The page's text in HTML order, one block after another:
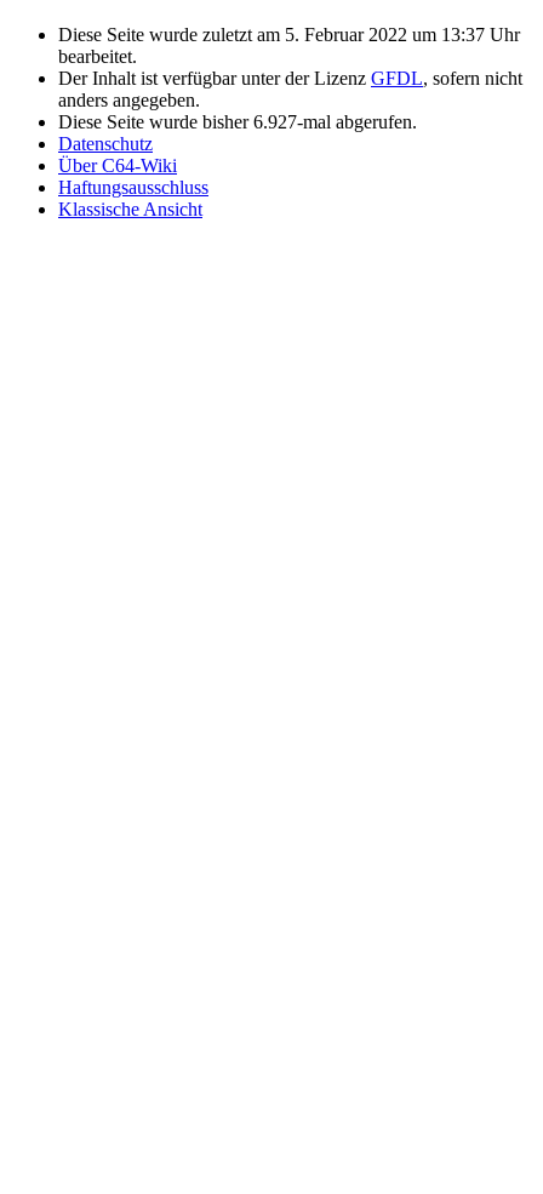
Diese Seite wurde zuletzt am 5. Februar 2022 um 13:37 Uhr
bearbeitet.
Der Inhalt ist verfügbar unter der Lizenz GFDL, sofern nicht
anders angegeben.
Diese Seite wurde bisher 6.927-mal abgerufen.
Datenschutz
Über C64-Wiki
Haftungsausschluss
Klassische Ansicht